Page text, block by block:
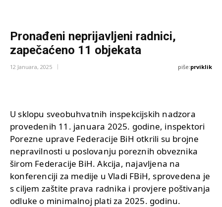
Pronađeni neprijavljeni radnici,
zapečaćeno 11 objekata
12 Januara, 2025 piše:prviklik
U sklopu sveobuhvatnih inspekcijskih nadzora
provedenih 11. januara 2025. godine, inspektori
Porezne uprave Federacije BiH otkrili su brojne
nepravilnosti u poslovanju poreznih obveznika
širom Federacije BiH. Akcija, najavljena na
konferenciji za medije u Vladi FBiH, sprovedena je
s ciljem zaštite prava radnika i provjere poštivanja
odluke o minimalnoj plati za 2025. godinu.